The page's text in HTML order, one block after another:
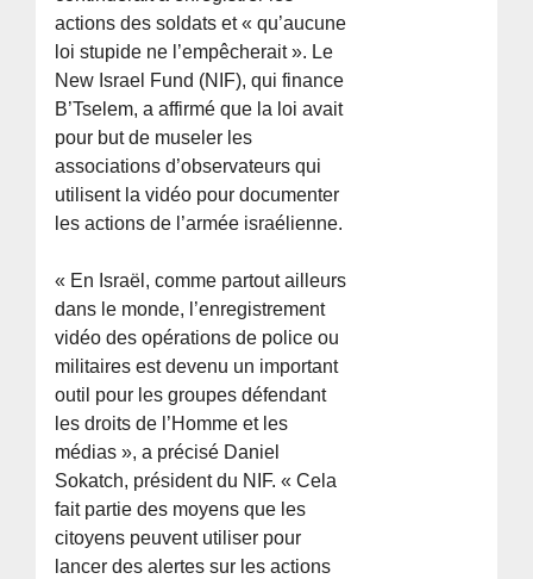
actions des soldats et « qu’aucune
loi stupide ne l’empêcherait ». Le
New Israel Fund (NIF), qui finance
B’Tselem, a affirmé que la loi avait
pour but de museler les
associations d’observateurs qui
utilisent la vidéo pour documenter
les actions de l’armée israélienne.
« En Israël, comme partout ailleurs
dans le monde, l’enregistrement
vidéo des opérations de police ou
militaires est devenu un important
outil pour les groupes défendant
les droits de l’Homme et les
médias », a précisé Daniel
Sokatch, président du NIF. « Cela
fait partie des moyens que les
citoyens peuvent utiliser pour
lancer des alertes sur les actions